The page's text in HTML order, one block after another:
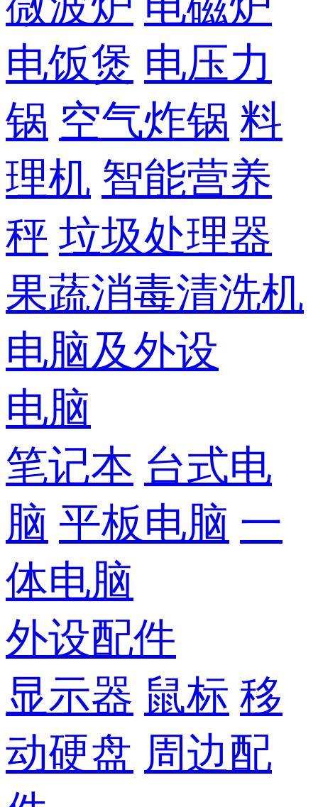
电饭煲 电压力
锅 空气炸锅 料
理机 智能营养
秤 垃圾处理器
果蔬消毒清洗机
电脑及外设
电脑
笔记本 台式电
脑 平板电脑 一
体电脑
外设配件
显示器 鼠标 移
动硬盘 周边配